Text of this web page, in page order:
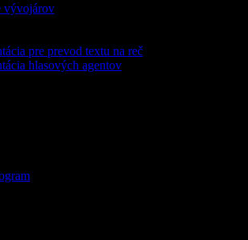
vývojárov
pre prevod textu na reč
hlasových agentov